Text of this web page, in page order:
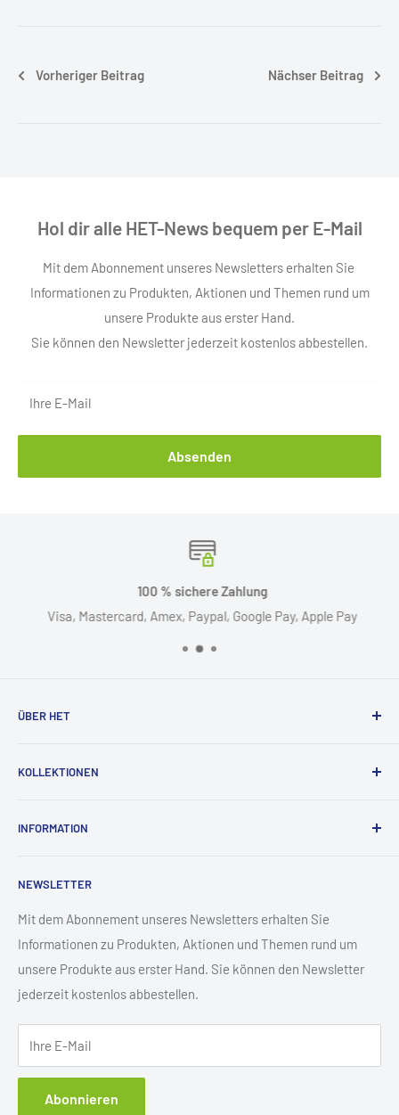
Vorheriger Beitrag Nächser Beitrag
Hol dir alle HET-News bequem per E-Mail
Mit dem Abonnement unseres Newsletters erhalten Sie
Informationen zu Produkten, Aktionen und Themen rund um
unsere Produkte aus erster Hand.
Sie können den Newsletter jederzeit kostenlos abbestellen.
Ihre E-Mail
Absenden
100 % sichere Zahlung
Visa, Mastercard, Amex, Paypal, Google Pay, Apple Pay
ÜBER HET
wir seit über 30 Jahren elastische Produkte aus
Freizeit- und Sportanlagen, Spielplätze sowie
Vertrag widerrufen
KOLLEKTIONEN
Sport
Haus & Garten
Zubehör
INFORMATION
FAQ
Impressum
Zahlung und Versand
Datenschutzerklärung
Widerrufsrecht
AGB
Cookie Einstellungen
NEWSLETTER
Mit dem Abonnement unseres Newsletters erhalten Sie
Informationen zu Produkten, Aktionen und Themen rund um
unsere Produkte aus erster Hand. Sie können den Newsletter
jederzeit kostenlos abbestellen.
Ihre E-Mail
Abonnieren